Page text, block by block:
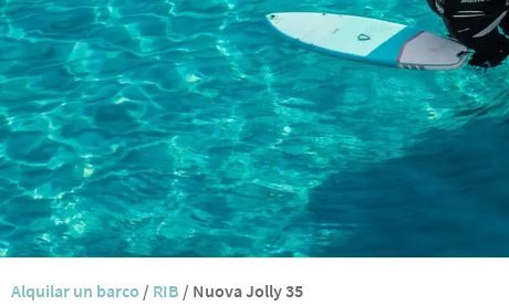
Alquilar un barco / RIB / Nuova Jolly 35